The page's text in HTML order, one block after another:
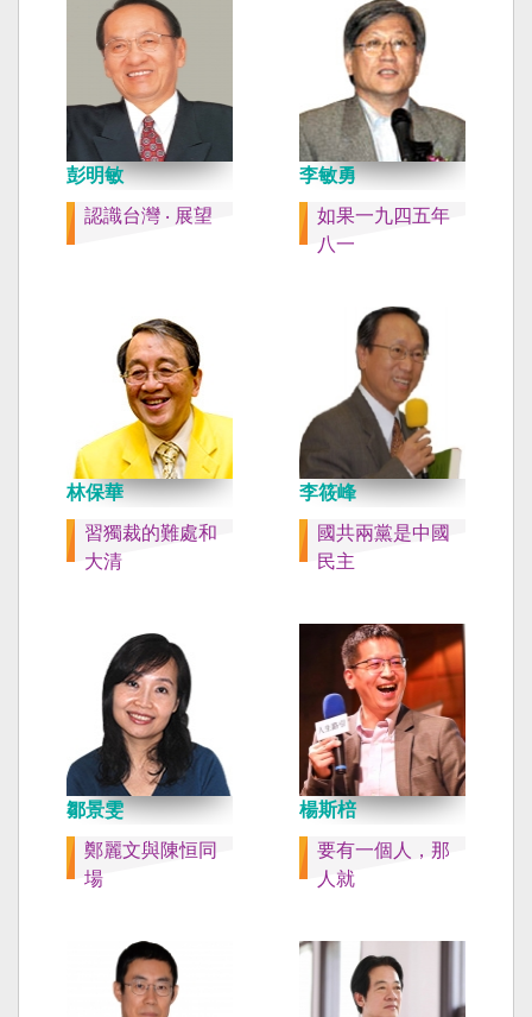
彭明敏
認識台灣 ‧ 展望
李敏勇
如果一九四五年
八一
林保華
習獨裁的難處和
大清
李筱峰
國共兩黨是中國
民主
鄒景雯
鄭麗文與陳恒同
場
楊斯棓
要有一個人，那
人就